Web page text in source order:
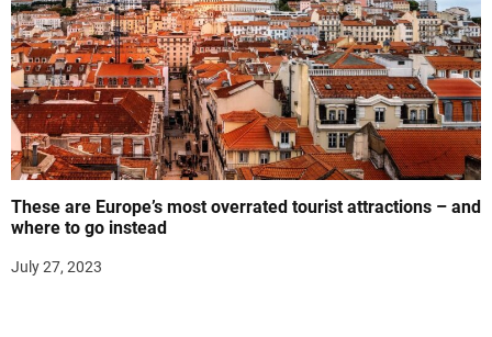
These are Europe’s most overrated tourist attractions – and
where to go instead
July 27, 2023